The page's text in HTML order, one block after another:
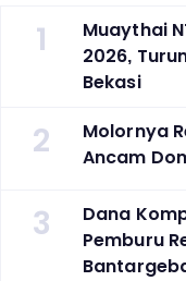
1
Muaythai
2026,
Bekasi
2
Molornya
Ancam
3
Dana
Pemburu